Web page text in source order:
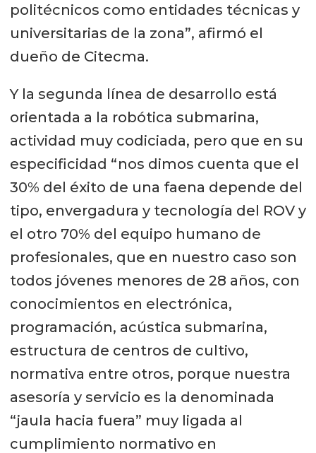
politécnicos como entidades técnicas y
universitarias de la zona”, afirmó el
dueño de Citecma.
Y la segunda línea de desarrollo está
orientada a la robótica submarina,
actividad muy codiciada, pero que en su
especificidad “nos dimos cuenta que el
30% del éxito de una faena depende del
tipo, envergadura y tecnología del ROV y
el otro 70% del equipo humano de
profesionales, que en nuestro caso son
todos jóvenes menores de 28 años, con
conocimientos en electrónica,
programación, acústica submarina,
estructura de centros de cultivo,
normativa entre otros, porque nuestra
asesoría y servicio es la denominada
“jaula hacia fuera” muy ligada al
cumplimiento normativo en